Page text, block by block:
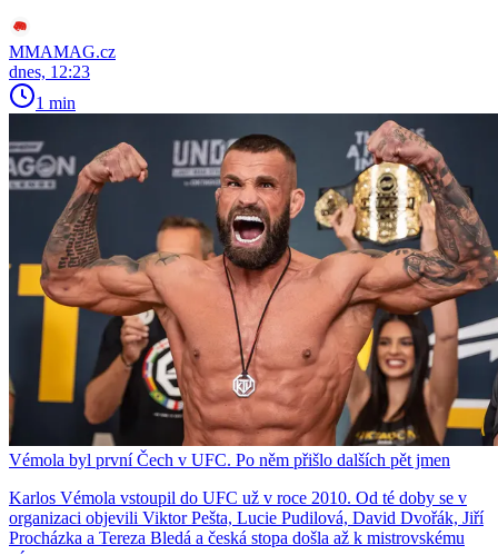
MMAMAG.cz
dnes, 12:23
1 min
Vémola byl první Čech v UFC. Po něm přišlo dalších pět jmen
Karlos Vémola vstoupil do UFC už v roce 2010. Od té doby se v
organizaci objevili Viktor Pešta, Lucie Pudilová, David Dvořák, Jiří
Procházka a Tereza Bledá a česká stopa došla až k mistrovskému